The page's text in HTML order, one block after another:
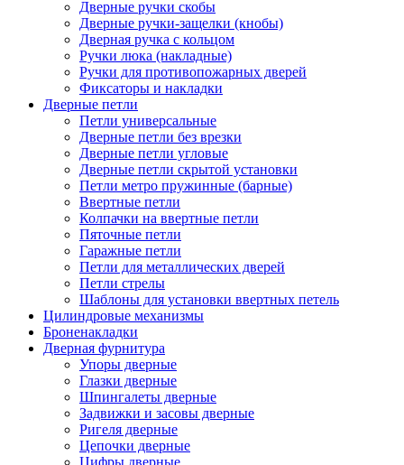
Дверные ручки скобы
Дверные ручки-защелки (кнобы)
Дверная ручка с кольцом
Ручки люка (накладные)
Ручки для противопожарных дверей
Фиксаторы и накладки
Дверные петли
Петли универсальные
Дверные петли без врезки
Дверные петли угловые
Дверные петли скрытой установки
Петли метро пружинные (барные)
Ввертные петли
Колпачки на ввертные петли
Пяточные петли
Гаражные петли
Петли для металлических дверей
Петли стрелы
Шаблоны для установки ввертных петель
Цилиндровые механизмы
Броненакладки
Дверная фурнитура
Упоры дверные
Глазки дверные
Шпингалеты дверные
Задвижки и засовы дверные
Ригеля дверные
Цепочки дверные
Цифры дверные